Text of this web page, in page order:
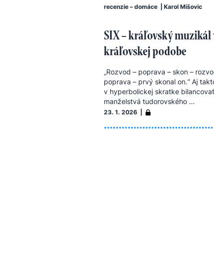
recenzie – domáce Karol Mišovic
SIX – kráľovský muzikál
kráľovskej podobe
„Rozvod – poprava – skon –
poprava – prvý skonal on.“ Aj
v hyperbolickej skratke bilancovať
manželstvá tudorovského ...
23. 1. 2026 |